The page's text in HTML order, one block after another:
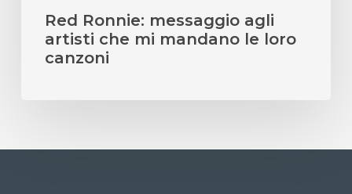
canzoni
Red Ronnie: messaggio agli
artisti che mi mandano le loro
canzoni